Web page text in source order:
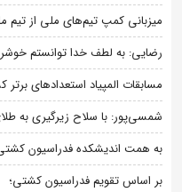
میزبانی کمپ تیم‌های ملی از تیم
رضایی: به لطف خدا توانستم
مسابقات المپیاد استعدادهای
شمسی‌پور: با سلاح زیرگیری به
به همت اندیشکده فدراسیون کشتی
بر اساس تقویم فدراسیون کشتی؛